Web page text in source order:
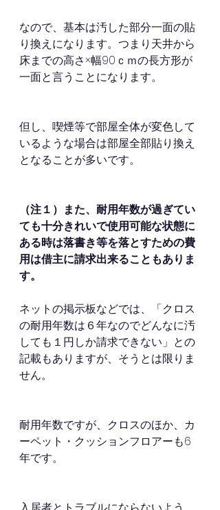
なので、基本は汚した部分一面の貼
り換えになります。つまり天井から
床までの高さ×幅90ｃｍの長方形が
一面と言うことになります。
但し、喫煙等で部屋全体が変色して
いるような場合は部屋全部貼り換え
となることが多いです。
（注１）また、耐用年数が過ぎてい
ても十分きれいで使用可能な状態に
ある時は落書き等を落とすための費
用は借主に請求出来ることもありま
す。
ネットの掲示板などでは、「クロス
の耐用年数は６年なのでどんなに汚
しても１円しか請求できない」との
記載もありますが、そうとは限りま
せん。
耐用年数ですが、クロスのほか、カ
ーペット・クッションフロアーも6
年です。